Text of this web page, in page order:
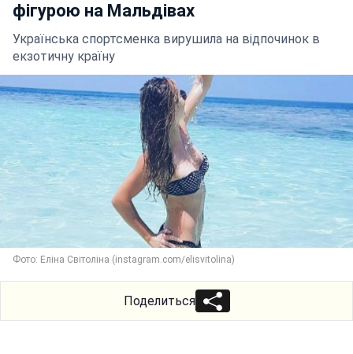
фігурою на Мальдівах
Українська спортсменка вирушила на відпочинок в
екзотичну країну
Фото: Еліна Світоліна (instagram.com/elisvitolina)
Поделиться